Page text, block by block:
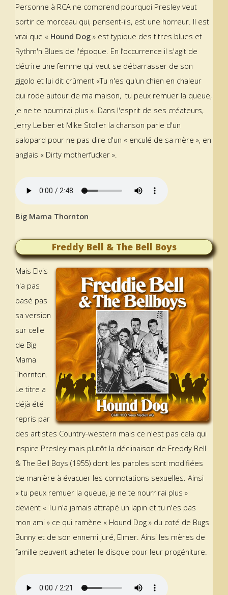
Personne à RCA ne comprend pourquoi Presley veut
sortir ce morceau qui, pensent-ils, est une horreur. Il est
vrai que « Hound Dog » est typique des titres blues et
Rythm'n Blues de l'époque. En l’occurrence il s'agit de
décrire une femme qui veut se débarrasser de son
gigolo et lui dit crûment «Tu n'es qu'un chien en chaleur
qui rode autour de ma maison, tu peux remuer la queue,
je ne te nourrirai plus ». Dans l'esprit de ses créateurs,
Jerry Leiber et Mike Stoller la chanson parle d'un
salopard pour ne pas dire d'un « enculé de sa mère », en
anglais « Dirty motherfucker ».
Big Mama Thornton
Freddy Bell & The Bell Boys
Mais Elvis
n'a pas
basé pas
sa version
sur celle
de Big
Mama
Thornton.
Le titre a
déjà été
repris par
des artistes Country-western mais ce n'est pas cela qui
inspire Presley mais plutôt la déclinaison de Freddy Bell
& The Bell Boys (1955) dont les paroles sont modifiées
de manière à évacuer les connotations sexuelles. Ainsi
« tu peux remuer la queue, je ne te nourrirai plus »
devient « Tu n'a jamais attrapé un lapin et tu n'es pas
mon ami » ce qui ramène « Hound Dog » du coté de Bugs
Bunny et de son ennemi juré, Elmer. Ainsi les mères de
famille peuvent acheter le disque pour leur progéniture.